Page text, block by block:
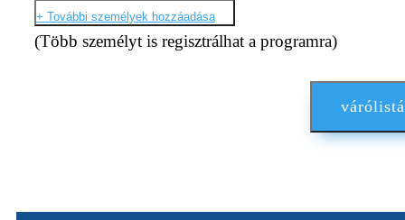
+ További személyek hozzáadása
(Több személyt is regisztrálhat a programra)